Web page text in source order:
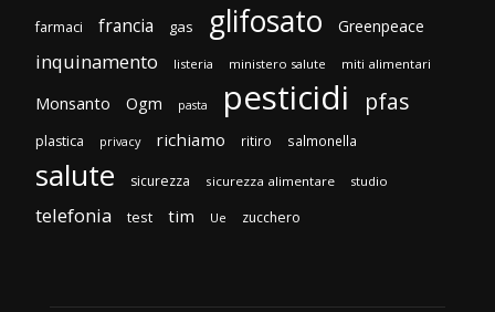
farmaci francia gas glifosato Greenpeace
inquinamento listeria ministero salute miti alimentari
Monsanto Ogm pasta pesticidi pfas
plastica privacy richiamo ritiro salmonella
salute sicurezza sicurezza alimentare studio
telefonia test tim Ue zucchero